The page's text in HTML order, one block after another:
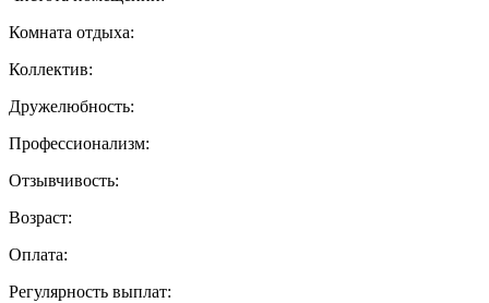
Комната отдыха:
Коллектив:
Дружелюбность:
Профессионализм:
Отзывчивость:
Возраст:
Оплата:
Регулярность выплат: